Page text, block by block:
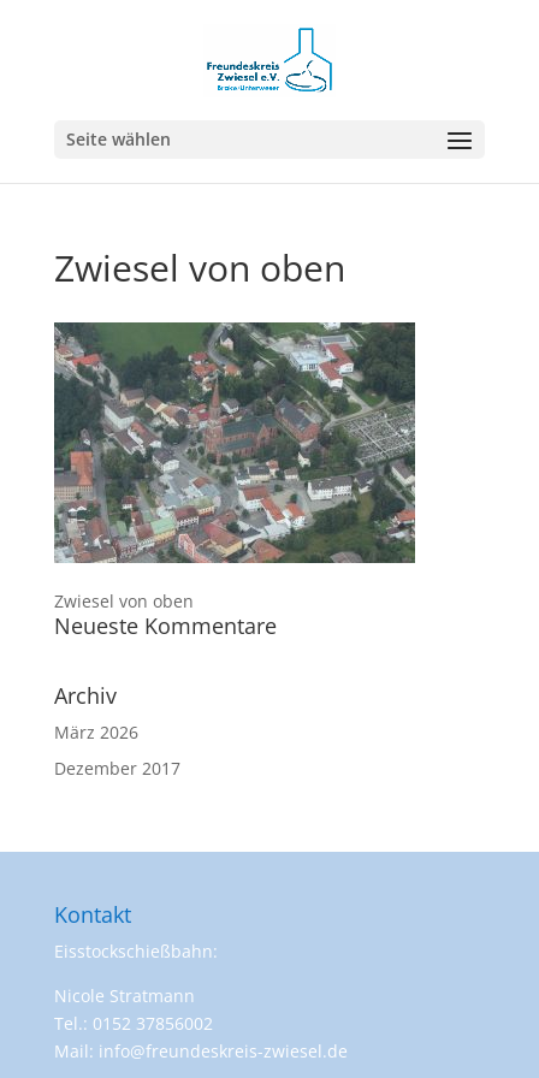
Seite wählen
Zwiesel von oben
Zwiesel von oben
Neueste Kommentare
Archiv
März 2026
Dezember 2017
Kontakt
Eisstockschießbahn:
Nicole Stratmann
Tel.: 0152 37856002
Mail: info@freundeskreis-zwiesel.de